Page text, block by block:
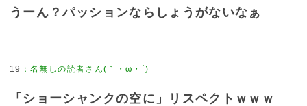
うーん？パッションならしょうがないなぁ
19 ：名無しの読者さん(｀・ω・´)
「ショーシャンクの空に」リスペクトｗｗｗ